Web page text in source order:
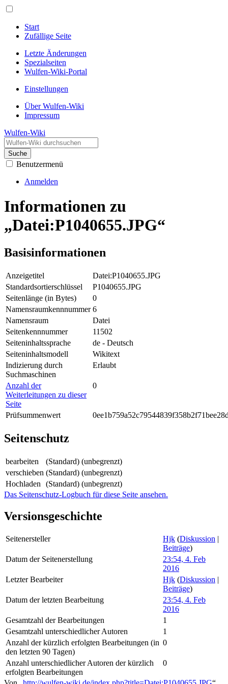
Start
Zufällige Seite
Letzte Änderungen
Spezialseiten
Wulfen-Wiki-Portal
Einstellungen
Über Wulfen-Wiki
Impressum
Wulfen-Wiki
Suche
Benutzermenü
Anmelden
Informationen zu
„Datei:P1040655.JPG“
Basisinformationen
Anzeigetitel
Datei:P1040655.JPG
Standardsortierschlüssel
P1040655.JPG
Seitenlänge (in Bytes)
0
Namensraumkennnummer 6
Namensraum
Datei
Seitenkennnummer
11502
Seiteninhaltssprache
de - Deutsch
Seiteninhaltsmodell
Wikitext
Indizierung durch
Suchmaschinen
Erlaubt
Anzahl der
Weiterleitungen zu dieser
Seite
0
Prüfsummenwert
Seitenschutz
bearbeiten
(Standard) (unbegrenzt)
verschieben (Standard) (unbegrenzt)
Hochladen
(Standard) (unbegrenzt)
Das Seitenschutz-Logbuch für diese Seite ansehen.
Versionsgeschichte
Seitenersteller Hjk (Diskussion |
Beiträge)
Datum der Seitenerstellung
23:54, 4. Feb
2016
Letzter Bearbeiter
Hjk (Diskussion |
Beiträge)
Datum der letzten Bearbeitung
23:54, 4. Feb
2016
Gesamtzahl der Bearbeitungen
1
Gesamtzahl unterschiedlicher Autoren
1
Anzahl der kürzlich erfolgten Bearbeitungen (in
den letzten 90 Tagen)
0
Anzahl unterschiedlicher Autoren der kürzlich
erfolgten Bearbeitungen
0